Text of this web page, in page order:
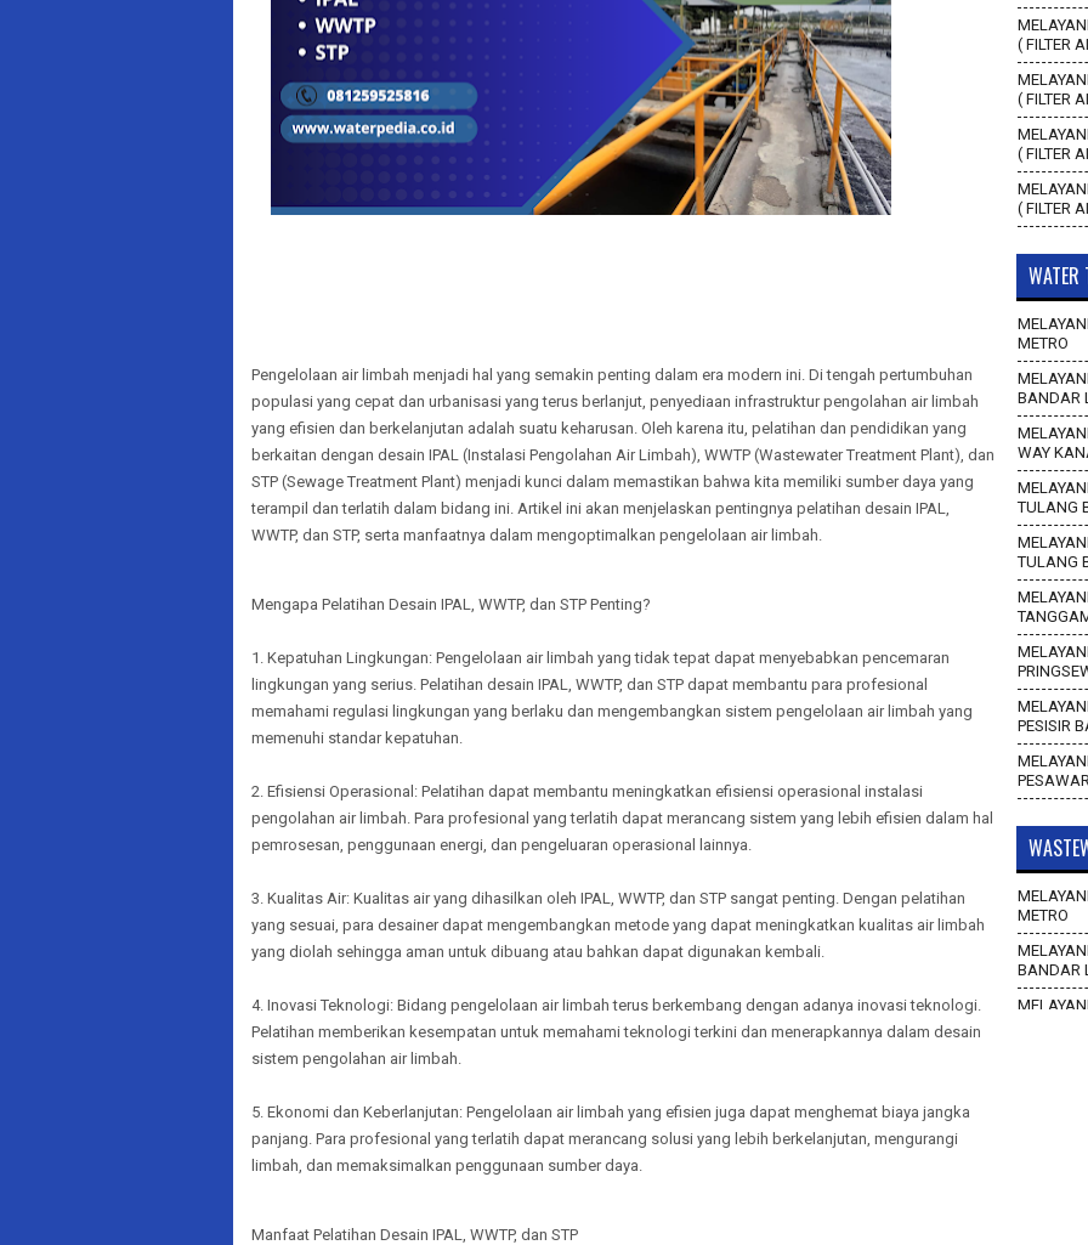
Pengelolaan air limbah menjadi hal yang semakin penting dalam era modern ini. Di tengah pertumbuhan
populasi yang cepat dan urbanisasi yang terus berlanjut, penyediaan infrastruktur pengolahan air limbah
yang efisien dan berkelanjutan adalah suatu keharusan. Oleh karena itu, pelatihan dan pendidikan yang
berkaitan dengan desain IPAL (Instalasi Pengolahan Air Limbah), WWTP (Wastewater Treatment Plant), dan
STP (Sewage Treatment Plant) menjadi kunci dalam memastikan bahwa kita memiliki sumber daya yang
terampil dan terlatih dalam bidang ini. Artikel ini akan menjelaskan pentingnya pelatihan desain IPAL,
WWTP, dan STP, serta manfaatnya dalam mengoptimalkan pengelolaan air limbah.
Mengapa Pelatihan Desain IPAL, WWTP, dan STP Penting?
1. Kepatuhan Lingkungan: Pengelolaan air limbah yang tidak tepat dapat menyebabkan pencemaran
lingkungan yang serius. Pelatihan desain IPAL, WWTP, dan STP dapat membantu para profesional
memahami regulasi lingkungan yang berlaku dan mengembangkan sistem pengelolaan air limbah yang
memenuhi standar kepatuhan.
2. Efisiensi Operasional: Pelatihan dapat membantu meningkatkan efisiensi operasional instalasi
pengolahan air limbah. Para profesional yang terlatih dapat merancang sistem yang lebih efisien dalam hal
pemrosesan, penggunaan energi, dan pengeluaran operasional lainnya.
3. Kualitas Air: Kualitas air yang dihasilkan oleh IPAL, WWTP, dan STP sangat penting. Dengan pelatihan
yang sesuai, para desainer dapat mengembangkan metode yang dapat meningkatkan kualitas air limbah
yang diolah sehingga aman untuk dibuang atau bahkan dapat digunakan kembali.
4. Inovasi Teknologi: Bidang pengelolaan air limbah terus berkembang dengan adanya inovasi teknologi.
Pelatihan memberikan kesempatan untuk memahami teknologi terkini dan menerapkannya dalam desain
sistem pengolahan air limbah.
5. Ekonomi dan Keberlanjutan: Pengelolaan air limbah yang efisien juga dapat menghemat biaya jangka
panjang. Para profesional yang terlatih dapat merancang solusi yang lebih berkelanjutan, mengurangi
limbah, dan memaksimalkan penggunaan sumber daya.
Manfaat Pelatihan Desain IPAL, WWTP, dan STP
( FILTER
( FILTER
( FILTER
( FILTER
WATER
METRO
BANDAR
WAY
TULANG
TULANG
PESISIR
METRO
BANDAR